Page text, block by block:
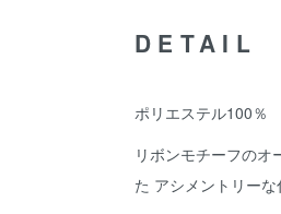
DETAIL
ポリエステル100％
リボンモチーフの
た アシメントリー